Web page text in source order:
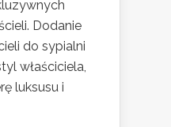
Dodanie
do sypialni
właściciela,
luksusu i